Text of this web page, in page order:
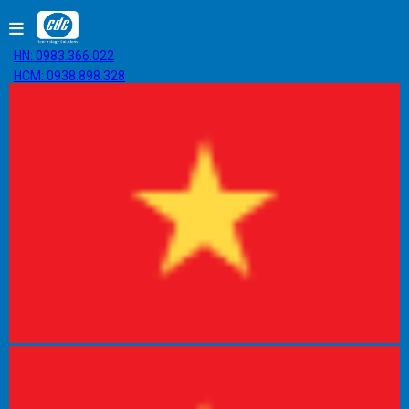
HN: 0983.366.022
HCM: 0938.898.328